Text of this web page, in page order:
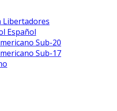
Libertadores
Español
Sub-20
Sub-17